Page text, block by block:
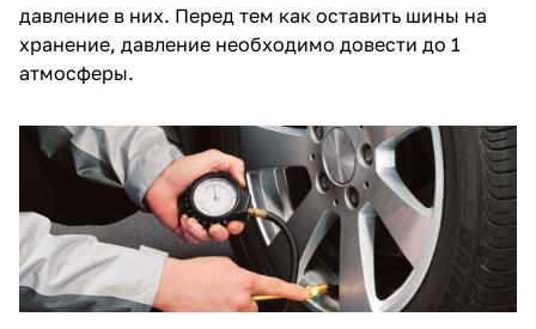
давление в них. Перед тем как оставить шины на
хранение, давление необходимо довести до 1
атмосферы.